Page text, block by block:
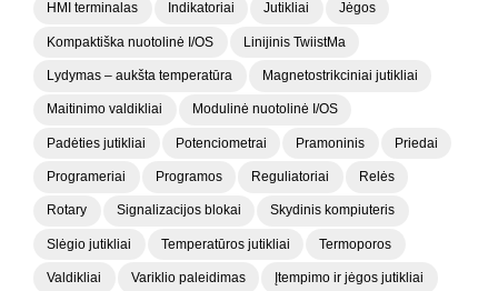
HMI terminalas Indikatoriai Jutikliai Jėgos
Kompaktiška nuotolinė I/OS Linijinis TwiistMa
Lydymas – aukšta temperatūra Magnetostrikciniai jutikliai
Maitinimo valdikliai Modulinė nuotolinė I/OS
Padėties jutikliai Potenciometrai Pramoninis Priedai
Programeriai Programos Reguliatoriai Relės
Rotary Signalizacijos blokai Skydinis kompiuteris
Slėgio jutikliai Temperatūros jutikliai Termoporos
Valdikliai Variklio paleidimas Įtempimo ir jėgos jutikliai